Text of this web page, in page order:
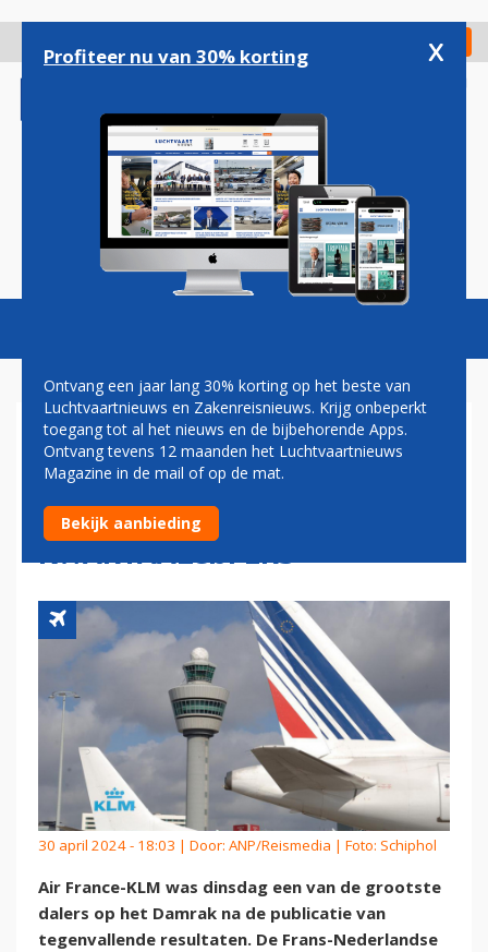
gaan
Check in
Magazine Podcasts Vacatures
AIR FRANCE-KLM OMLAAG
OP DAMRAK NA
TELEURSTELLENDE
KWARTAALCIJFERS
30 april 2024 - 18:03 | Door: ANP/Reismedia | Foto: Schiphol
Air France-KLM was dinsdag een van de grootste
dalers op het Damrak na de publicatie van
tegenvallende resultaten. De Frans-Nederlandse
Profiteer nu van 30% korting x
Ontvang een jaar lang 30% korting op het beste van
Luchtvaartnieuws en Zakenreisnieuws. Krijg onbeperkt
toegang tot al het nieuws en de bijbehorende Apps.
Ontvang tevens 12 maanden het Luchtvaartnieuws
Magazine in de mail of op de mat.
Bekijk aanbieding